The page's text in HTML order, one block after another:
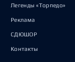
Легенды «Торпедо»
Реклама
СДЮШОР
Контакты